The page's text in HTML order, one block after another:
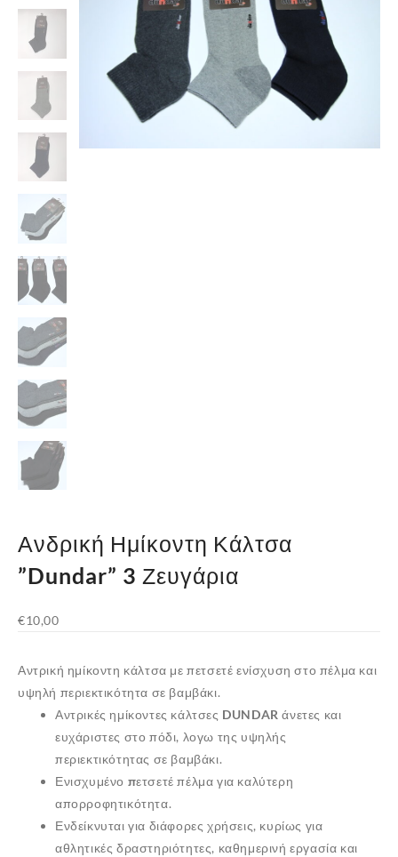
Ανδρική Ημίκοντη Κάλτσα
”Dundar” 3 Ζευγάρια
€10,00
Αντρική ημίκοντη κάλτσα με πετσετέ ενίσχυση στο πέλμα και
υψηλή περιεκτικότητα σε βαμβάκι.
Αντρικές ημίκοντες κάλτσες DUNDAR άνετες και
ευχάριστες στο πόδι, λογω της υψηλής
περιεκτικότητας σε βαμβάκι.
Ενισχυμένο πετσετέ πέλμα για καλύτερη
απορροφητικότητα.
Ενδείκνυται για διάφορες χρήσεις, κυρίως για
αθλητικές δραστηριότητες, καθημερινή εργασία και